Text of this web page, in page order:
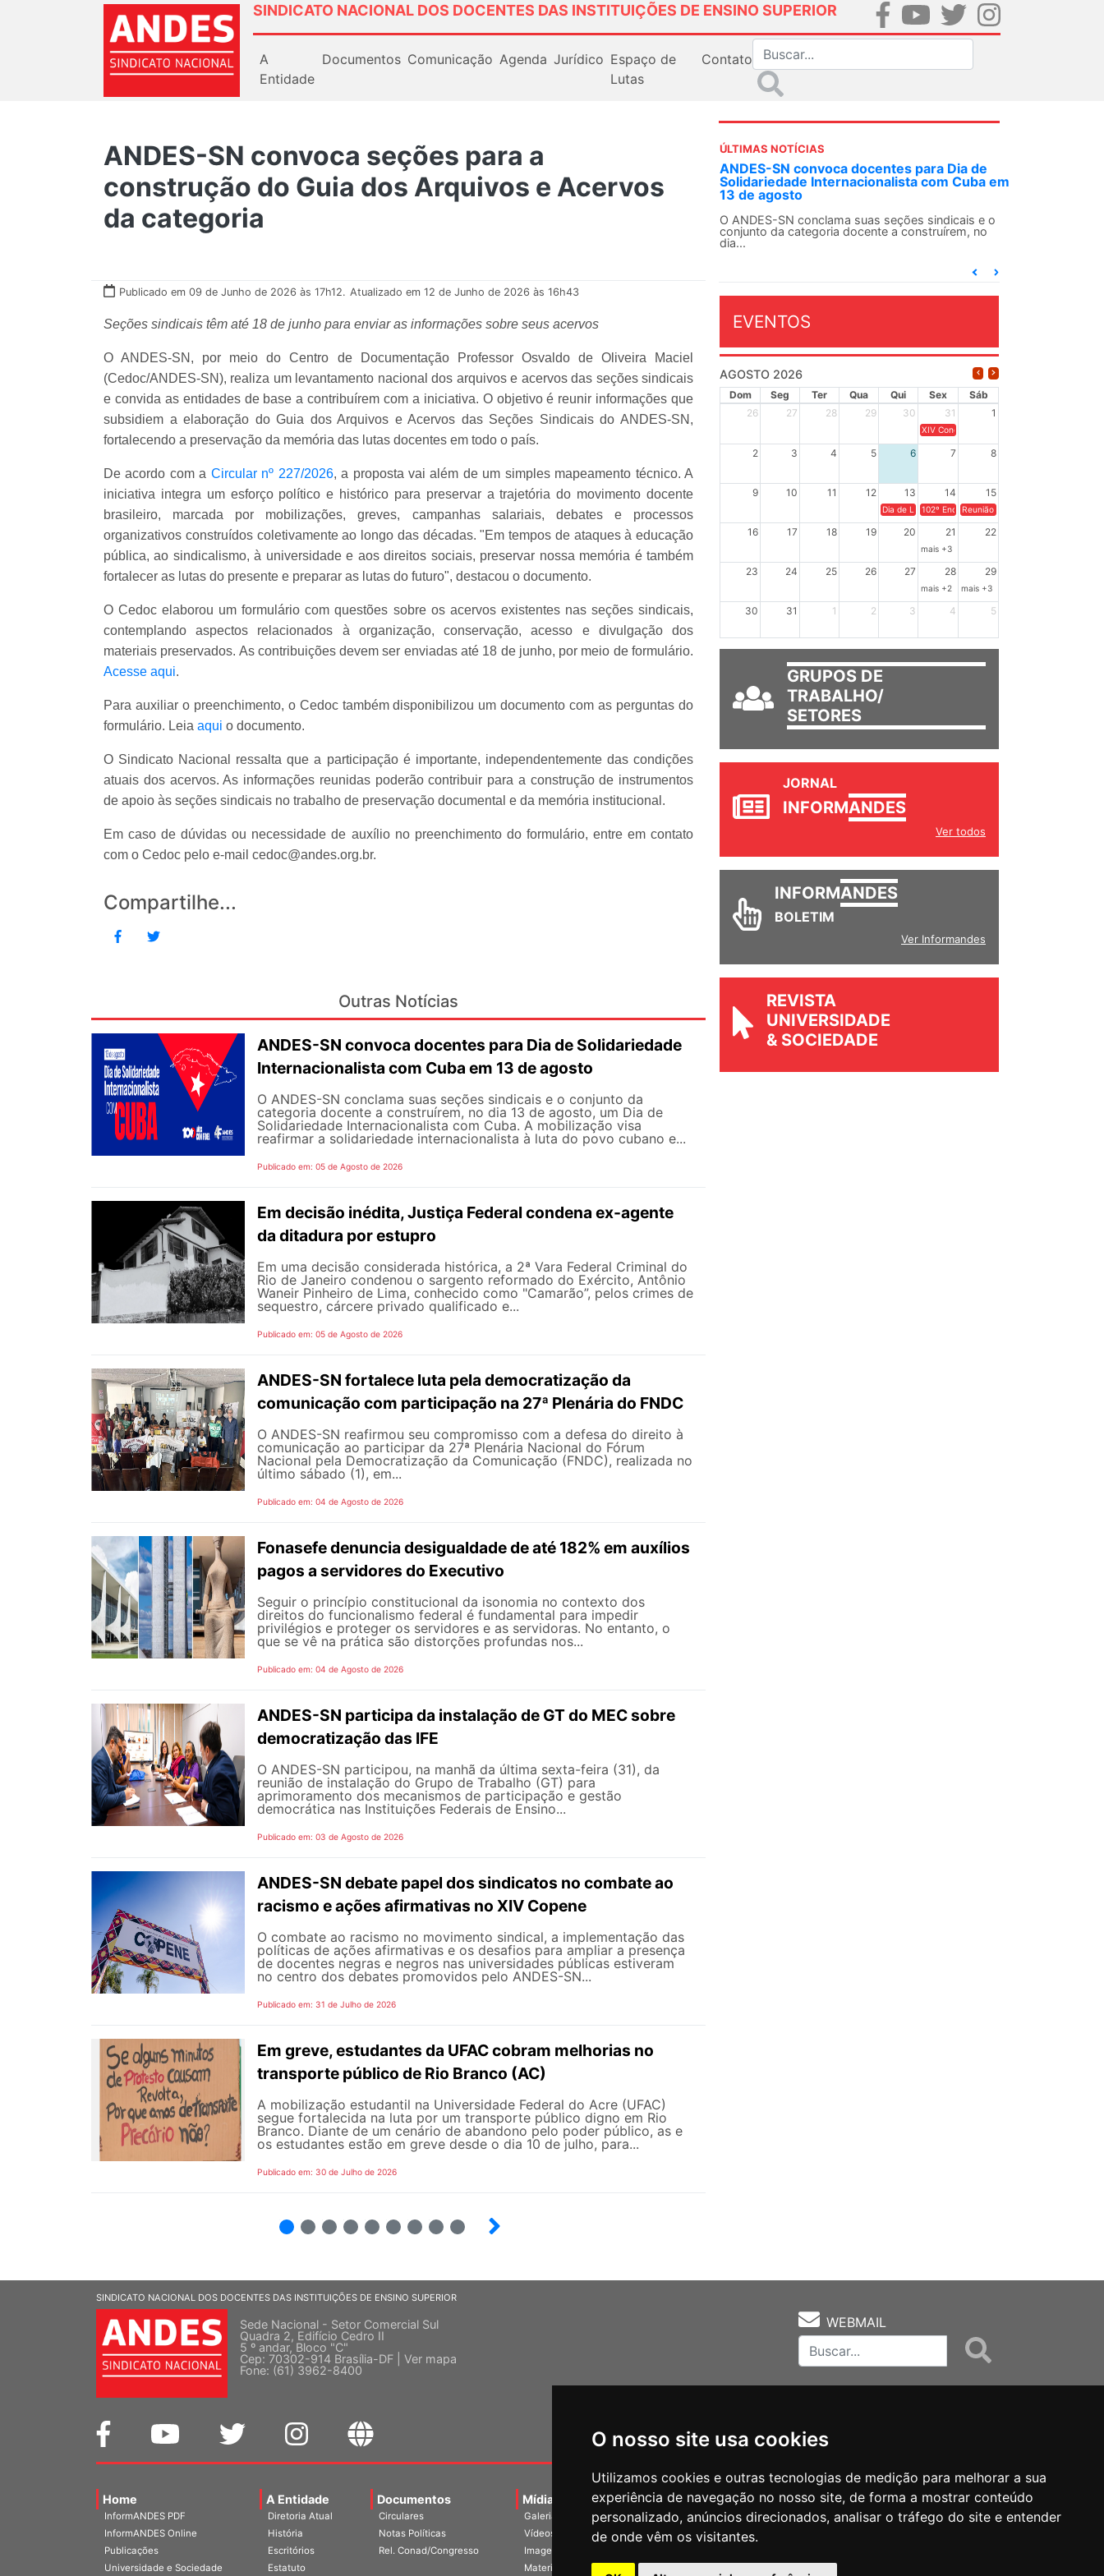
O nosso site usa cookies
Utilizamos cookies e outras tecnologias de medição para melhorar a sua
experiência de navegação no nosso site, de forma a mostrar conteúdo
personalizado, anúncios direcionados, analisar o tráfego do site e entender
de onde vêm os visitantes.
SINDICATO NACIONAL DOS DOCENTES DAS INSTITUIÇÕES DE ENSINO SUPERIOR
A
Entidade
Documentos Comunicação Agenda Jurídico Espaço de
Lutas
Contato
ANDES-SN convoca seções para a
construção do Guia dos Arquivos e Acervos
da categoria
Publicado em 09 de Junho de 2026 às 17h12. Atualizado em 12 de Junho de 2026 às 16h43
Seções sindicais têm até 18 de junho para enviar as informações sobre seus acervos
O ANDES-SN, por meio do Centro de Documentação Professor Osvaldo de Oliveira Maciel
(Cedoc/ANDES-SN), realiza um levantamento nacional dos arquivos e acervos das seções sindicais
e convida as entidades de base a contribuírem com a iniciativa. O objetivo é reunir informações que
subsidiem a elaboração do Guia dos Arquivos e Acervos das Seções Sindicais do ANDES-SN,
fortalecendo a preservação da memória das lutas docentes em todo o país.
De acordo com a Circular nº 227/2026, a proposta vai além de um simples mapeamento técnico. A
iniciativa integra um esforço político e histórico para preservar a trajetória do movimento docente
brasileiro, marcada por mobilizações, greves, campanhas salariais, debates e processos
organizativos construídos coletivamente ao longo das décadas. "Em tempos de ataques à educação
pública, ao sindicalismo, à universidade e aos direitos sociais, preservar nossa memória é também
fortalecer as lutas do presente e preparar as lutas do futuro", destacou o documento.
O Cedoc elaborou um formulário com questões sobre os acervos existentes nas seções sindicais,
contemplando aspectos relacionados à organização, conservação, acesso e divulgação dos
materiais preservados. As contribuições devem ser enviadas até 18 de junho, por meio de formulário.
Acesse aqui.
Para auxiliar o preenchimento, o Cedoc também disponibilizou um documento com as perguntas do
formulário. Leia aqui o documento.
O Sindicato Nacional ressalta que a participação é importante, independentemente das condições
atuais dos acervos. As informações reunidas poderão contribuir para a construção de instrumentos
de apoio às seções sindicais no trabalho de preservação documental e da memória institucional.
Em caso de dúvidas ou necessidade de auxílio no preenchimento do formulário, entre em contato
com o Cedoc pelo e-mail cedoc@andes.org.br.
Compartilhe...
Outras Notícias
ANDES-SN convoca docentes para Dia de Solidariedade
Internacionalista com Cuba em 13 de agosto
O ANDES-SN conclama suas seções sindicais e o conjunto da
categoria docente a construírem, no dia 13 de agosto, um Dia de
Solidariedade Internacionalista com Cuba. A mobilização visa
reafirmar a solidariedade internacionalista à luta do povo cubano e...
Publicado em: 05 de Agosto de 2026
Em decisão inédita, Justiça Federal condena ex-agente
da ditadura por estupro
Em uma decisão considerada histórica, a 2ª Vara Federal Criminal do
Rio de Janeiro condenou o sargento reformado do Exército, Antônio
Waneir Pinheiro de Lima, conhecido como "Camarão”, pelos crimes de
sequestro, cárcere privado qualificado e...
Publicado em: 05 de Agosto de 2026
ANDES-SN fortalece luta pela democratização da
comunicação com participação na 27ª Plenária do FNDC
O ANDES-SN reafirmou seu compromisso com a defesa do direito à
comunicação ao participar da 27ª Plenária Nacional do Fórum
Nacional pela Democratização da Comunicação (FNDC), realizada no
último sábado (1), em...
Publicado em: 04 de Agosto de 2026
Fonasefe denuncia desigualdade de até 182% em auxílios
pagos a servidores do Executivo
Seguir o princípio constitucional da isonomia no contexto dos
direitos do funcionalismo federal é fundamental para impedir
privilégios e proteger os servidores e as servidoras. No entanto, o
que se vê na prática são distorções profundas nos...
Publicado em: 04 de Agosto de 2026
ANDES-SN participa da instalação de GT do MEC sobre
democratização das IFE
O ANDES-SN participou, na manhã da última sexta-feira (31), da
reunião de instalação do Grupo de Trabalho (GT) para
aprimoramento dos mecanismos de participação e gestão
democrática nas Instituições Federais de Ensino...
Publicado em: 03 de Agosto de 2026
ANDES-SN debate papel dos sindicatos no combate ao
racismo e ações afirmativas no XIV Copene
O combate ao racismo no movimento sindical, a implementação das
políticas de ações afirmativas e os desafios para ampliar a presença
de docentes negras e negros nas universidades públicas estiveram
no centro dos debates promovidos pelo ANDES-SN...
Publicado em: 31 de Julho de 2026
Em greve, estudantes da UFAC cobram melhorias no
transporte público de Rio Branco (AC)
A mobilização estudantil na Universidade Federal do Acre (UFAC)
segue fortalecida na luta por um transporte público digno em Rio
Branco. Diante de um cenário de abandono pelo poder público, as e
os estudantes estão em greve desde o dia 10 de julho, para...
Publicado em: 30 de Julho de 2026
ÚLTIMAS NOTÍCIAS
ANDES-SN convoca docentes para Dia de
Solidariedade Internacionalista com Cuba em
13 de agosto
O ANDES-SN conclama suas seções sindicais e o
conjunto da categoria docente a construírem, no
Em decisão inédita, Justiça Federal
ex-agente da ditadura por estupro
Federal Criminal do Rio de Janeiro condenou
EVENTOS
AGOSTO 2026
Dom Seg Ter Qua Qui Sex
Sáb
26
27 28 29 30 31 1
XIV Congresso Brasileiro de
2 3 4 5 6 7 8
9 10 11 12 13 14 15
Dia de Luta em Defesa de Cuba e da Soberania dos
102º Encontro da Regional Leste, “Em terra
Reunião GTPE.
16 17 18 19 20 21 22
mais +3
23 24 25 26 27 28 29
mais +2 mais +3
30 31 1 2 3 4 5
GRUPOS DE
TRABALHO/
SETORES
JORNAL
INFORMANDES
Ver todos
INFORMANDES
BOLETIM
Ver Informandes
REVISTA
UNIVERSIDADE
& SOCIEDADE
SINDICATO NACIONAL DOS DOCENTES DAS INSTITUIÇÕES DE ENSINO SUPERIOR
Sede Nacional - Setor Comercial Sul
Quadra 2, Edifício Cedro II
5 º andar, Bloco "C"
Cep: 70302-914 Brasília-DF | Ver mapa
Fone: (61) 3962-8400
WEBMAIL
Home
InformANDES PDF
InformANDES Online
Publicações
Universidade e Sociedade
A Entidade
Diretoria Atual
História
Escritórios
Estatuto
Documentos
Circulares
Notas Políticas
Rel. Conad/Congresso
Mídias
Galerias
Vídeos
Imagens
Materiais
Agenda Notícias Notas Técnicas Fale Conocsco